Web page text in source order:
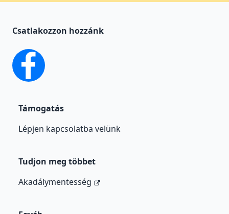
Csatlakozzon hozzánk
facebook
Támogatás
Lépjen kapcsolatba velünk
Tudjon meg többet
Akadálymentesség